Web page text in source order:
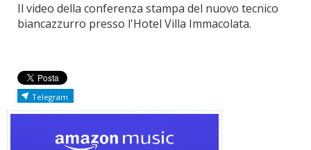
Il video della conferenza stampa del nuovo tecnico
biancazzurro presso l'Hotel Villa Immacolata.
Telegram